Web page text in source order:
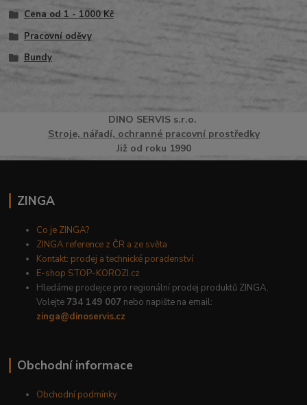
Cena od 1 - 1000 Kč
Pracovní oděvy
Bundy
DINO SERVISs.r.o.
Stroje, nářadí, ochranné pracovní prostředky
Již od roku 1990
ZINGA
Co je ZINGA?
ZINGA reference z ČR a ze světa
Kontakt: prodej a technické poradenství
E-shop STOP-KOROZI.cz
Hledáme prodejce pro regionální prodej produktů ZINGA.
Volejte 734 149 007 nebo napište na email:
zinga@dinoservis.cz
Obchodní informace
Obchodní podmínky